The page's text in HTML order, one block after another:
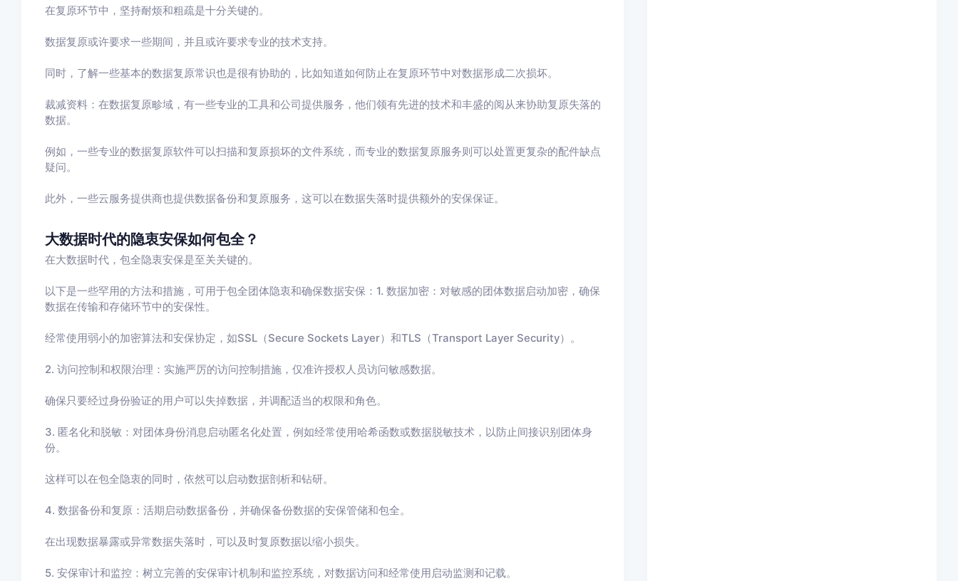
在复原环节中，坚持耐烦和粗疏是十分关键的。
数据复原或许要求一些期间，并且或许要求专业的技术支持。
同时，了解一些基本的数据复原常识也是很有协助的，比如知道如何防止在复原环节中对数据形成二次损坏。
裁减资料：在数据复原畛域，有一些专业的工具和公司提供服务，他们领有先进的技术和丰盛的阅从来协助复原失落的
数据。
例如，一些专业的数据复原软件可以扫描和复原损坏的文件系统，而专业的数据复原服务则可以处置更复杂的配件缺点
疑问。
此外，一些云服务提供商也提供数据备份和复原服务，这可以在数据失落时提供额外的安保保证。
大数据时代的隐衷安保如何包全？
在大数据时代，包全隐衷安保是至关关键的。
以下是一些罕用的方法和措施，可用于包全团体隐衷和确保数据安保：1. 数据加密：对敏感的团体数据启动加密，确保
数据在传输和存储环节中的安保性。
经常使用弱小的加密算法和安保协定，如SSL（Secure Sockets Layer）和TLS（Transport Layer Security）。
2. 访问控制和权限治理：实施严厉的访问控制措施，仅准许授权人员访问敏感数据。
确保只要经过身份验证的用户可以失掉数据，并调配适当的权限和角色。
3. 匿名化和脱敏：对团体身份消息启动匿名化处置，例如经常使用哈希函数或数据脱敏技术，以防止间接识别团体身
份。
这样可以在包全隐衷的同时，依然可以启动数据剖析和钻研。
4. 数据备份和复原：活期启动数据备份，并确保备份数据的安保管储和包全。
在出现数据暴露或异常数据失落时，可以及时复原数据以缩小损失。
5. 安保审计和监控：树立完善的安保审计机制和监控系统，对数据访问和经常使用启动监测和记载。